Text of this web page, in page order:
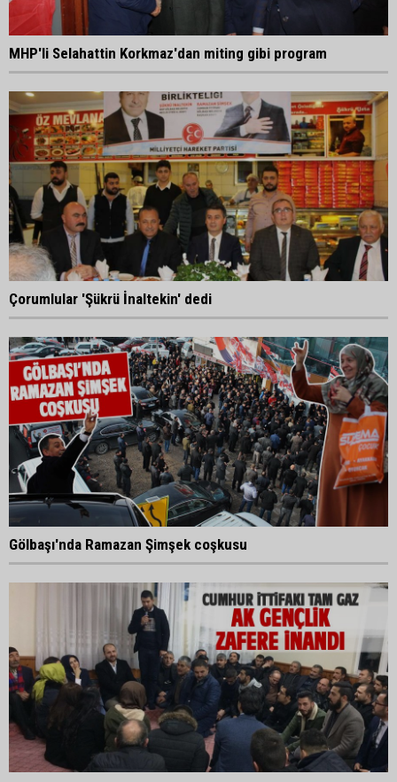
MHP'li Selahattin Korkmaz'dan miting gibi program
Çorumlular 'Şükrü İnaltekin' dedi
Gölbaşı'nda Ramazan Şimşek coşkusu